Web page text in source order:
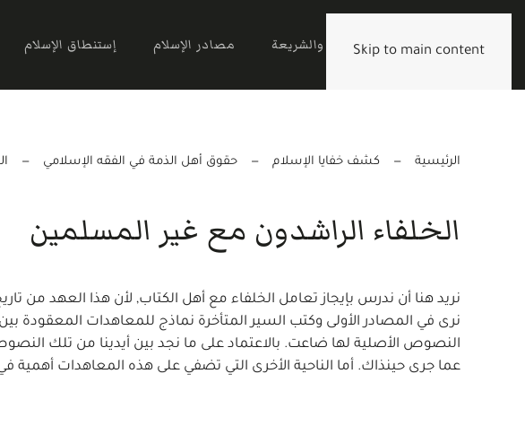
Skip to main content
الرئيسية القرآن والشريعة مصادر الإسلام إستنطاق الإسلام
الرئيسية كشف خفايا الإسلام حقوق أهل الذمة في الفقه الإسلامي
الخلفاء الراشدون مع غير المسلمين
نريد هنا أن ندرس بإيجاز تعامل الخلفاء مع أهل الكتاب, لأن هذا العهد من
نرى في المصادر الأولى وكتب السير المتأخرة نماذج للمعاهدات المعقودة
النصوص الأصلية لها ضاعت. بالاعتماد على ما نجد بين أيدينا من تلك
عما جرى حينذاك. أما الناحية الأخرى التي تضفي على هذه المعاهدات أهمية